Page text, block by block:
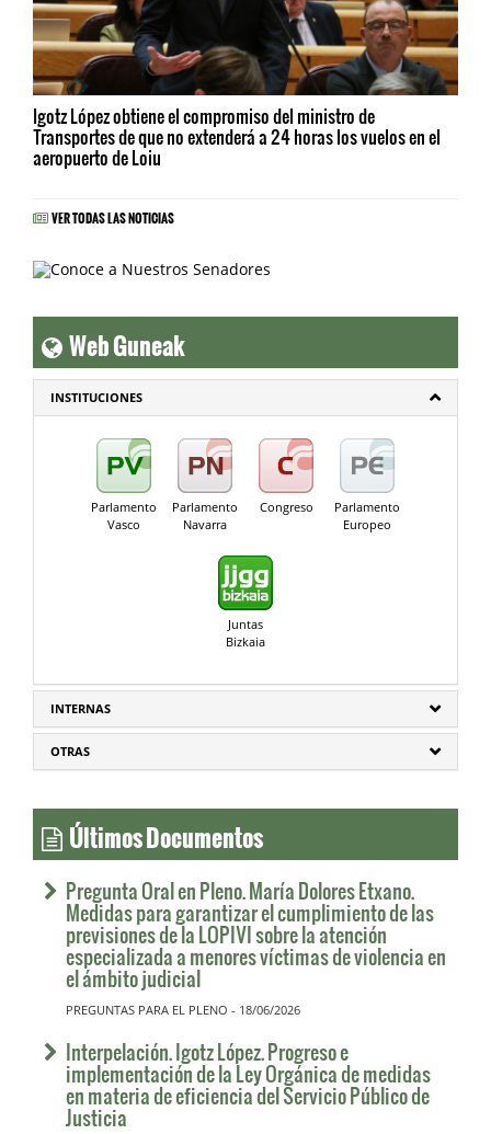
Igotz López obtiene el compromiso del ministro de
Transportes de que no extenderá a 24 horas los vuelos en el
aeropuerto de Loiu
VER TODAS LAS NOTICIAS
Web Guneak
INSTITUCIONES
Parlamento
Vasco
Parlamento
Navarra
Congreso
Parlamento
Europeo
Juntas
Bizkaia
INTERNAS
OTRAS
Últimos Documentos
Pregunta Oral en Pleno. María Dolores Etxano.
Medidas para garantizar el cumplimiento de las
previsiones de la LOPIVI sobre la atención
especializada a menores víctimas de violencia en
el ámbito judicial
PREGUNTAS PARA EL PLENO - 18/06/2026
Interpelación. Igotz López. Progreso e
implementación de la Ley Orgánica de medidas
en materia de eficiencia del Servicio Público de
Justicia